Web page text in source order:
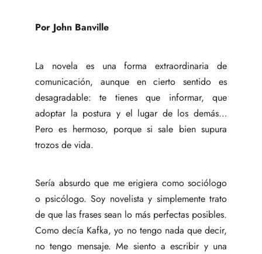
Por John Banville
La novela es una forma extraordinaria de
comunicación, aunque en cierto sentido es
desagradable: te tienes que informar, que
adoptar la postura y el lugar de los demás…
Pero es hermoso, porque si sale bien supura
trozos de vida.
Sería absurdo que me erigiera como sociólogo
o psicólogo. Soy novelista y simplemente trato
de que las frases sean lo más perfectas posibles.
Como decía Kafka, yo no tengo nada que decir,
no tengo mensaje. Me siento a escribir y una